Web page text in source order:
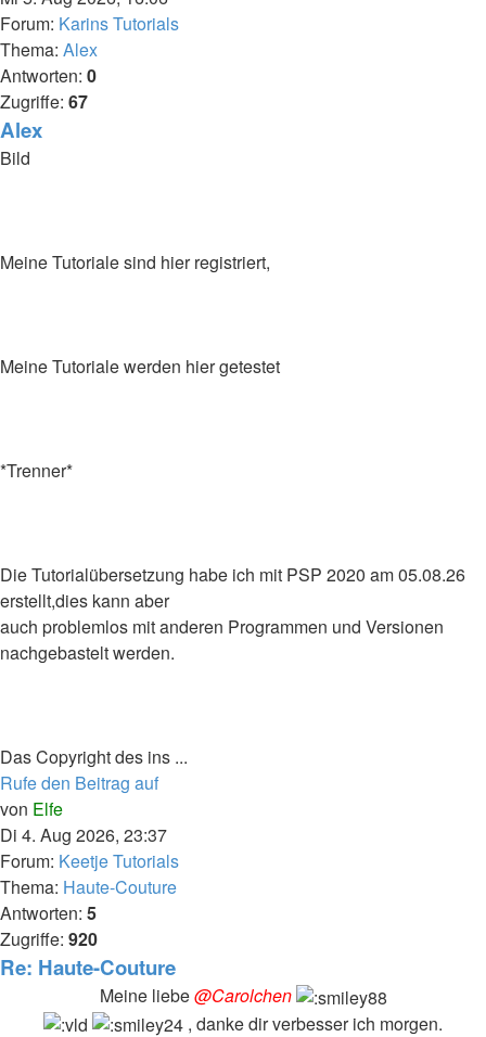
Forum: Karins Tutorials
Thema: Alex
Antworten: 0
Zugriffe: 67
Alex
Bild
Meine Tutoriale sind hier registriert,
Meine Tutoriale werden hier getestet
*Trenner*
Die Tutorialübersetzung habe ich mit PSP 2020 am 05.08.26
erstellt,dies kann aber
auch problemlos mit anderen Programmen und Versionen
nachgebastelt werden.
Das Copyright des ins ...
Rufe den Beitrag auf
von Elfe
Di 4. Aug 2026, 23:37
Forum: Keetje Tutorials
Thema: Haute-Couture
Antworten: 5
Zugriffe: 920
Re: Haute-Couture
Meine liebe@Carolchen
, danke dir verbesser ich morgen.